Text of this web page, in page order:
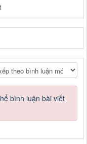
bình luận bài viết